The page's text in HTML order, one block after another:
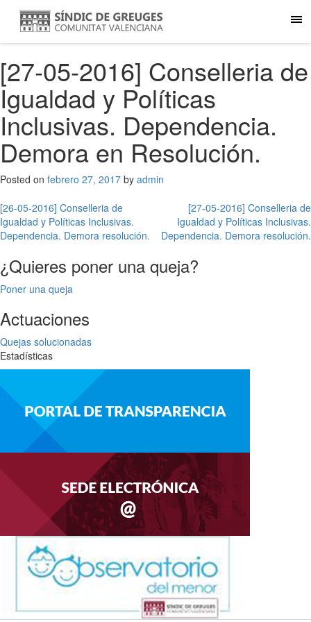
[27-05-2016] Conselleria de
Igualdad y Políticas
Inclusivas. Dependencia.
Demora en Resolución.
Posted on febrero 27, 2017 by admin
Navegación
de
entradas
[26-05-2016] Conselleria de
Igualdad y Políticas Inclusivas.
Dependencia. Demora resolución.
[27-05-2016] Conselleria de
Igualdad y Políticas Inclusivas.
Dependencia. Demora resolución.
¿Quieres poner una queja?
Poner una queja
Actuaciones
Quejas solucionadas
Estadísticas